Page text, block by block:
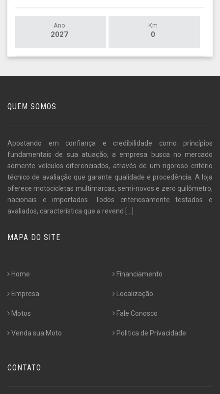
Ano
2027
Km
0
QUEM SOMOS
Apostando em confiança e credibilidade como princípios
fundamentais de sua atuação, a empresa busca no mercado
somente veículos diferenciados, através de um rigoroso critério
técnico de avaliação que garante qualidade e procedência. A loja
oferece motocicletas multimarcas, semi-novos e zero quilômetro,
nacionais e importados. Todos criteriosamente testados e
avaliados, característica que a revend [...]
MAPA DO SITE
Home
Empresa
Motos
Venda sua Moto
Financiamento
Localização
Fale Conosco
Politica de Privacidade
CONTATO